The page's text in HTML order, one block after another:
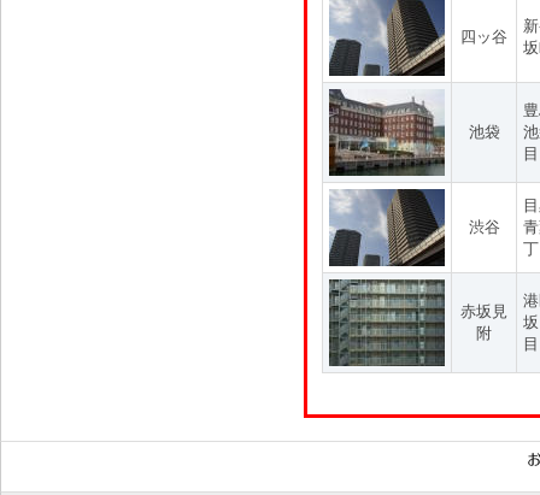
四ッ谷
池袋
渋谷
赤坂見
附
目